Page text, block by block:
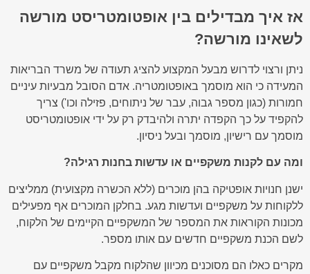
אז איך מבדילים בין אופטומטריסט מורשה
לשאינו מורשה?
ניתן ורצוי לדרוש מבעל המקצוע להציג תעודה של משרד הבריאות
המעידה כי הוא מוסמך באופטומטריה. אדם הסובל מבעיות עיניים
חמורות (כגון מספר גבוה, עבר של ניתוחים, פזילה וכו') צריך
להקפיד על כך הקפדה יתרה ולהיבדק רק על ידי אופטומטריסט
מוסמך עם רישיון, מוסמך ובעל ניסיון.
ומה עם לקנות משקפיים או עדשות בחנות רגילה?
ישנן חנויות אופטיקה בהן מוכרים (ללא הכשרה מקצועית) ממליצים
ללקוחות על משקפיים ועדשות מגע. בחלקן המוכרים אף מפעילים
מכונות הקוראות את המספר של המשקפיים הקיימים של הלקוח,
לשם הכנת משקפיים חדשים עם אותו מספר.
מקרים כאלו הם מסוכנים מכיוון שהלקוח מקבל משקפיים עם